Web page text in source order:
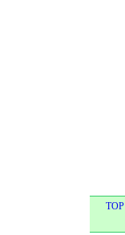
TOP